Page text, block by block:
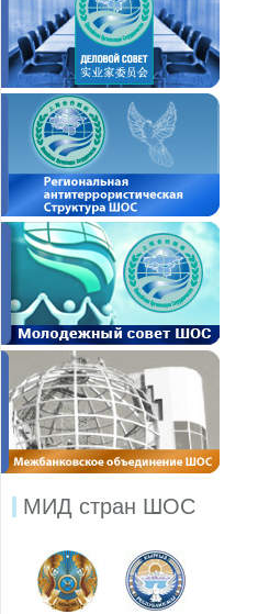
МИД стран ШОС